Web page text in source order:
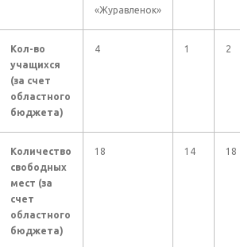
«Журавленок»
Кол-во
учащихся
(за счет
областного
бюджета)
4 1 2
Количество
свободных
мест (за
счет
областного
бюджета)
18 14 18